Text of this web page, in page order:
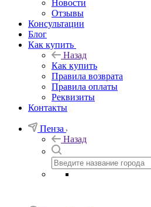
Новости
Отзывы
Консультации
Блог
Как купить
Назад
Как купить
Правила возврата
Правила оплаты
Реквизиты
Контакты
Пенза
Назад